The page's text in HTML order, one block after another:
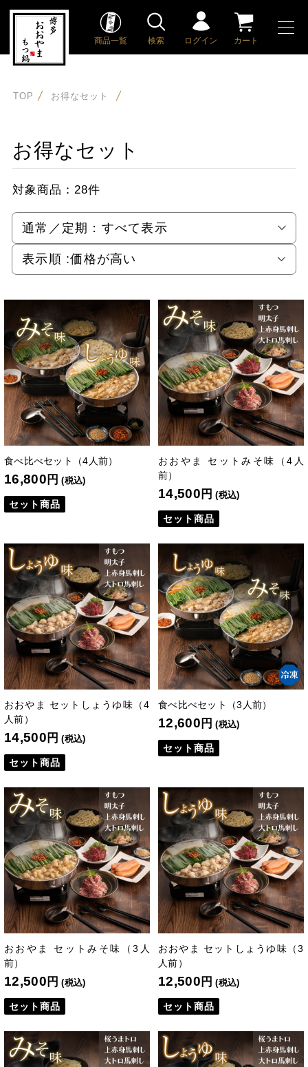
商品一覧 検索 ログイン カート
TOP お得なセット
お得なセット
対象商品： 28件
通常／定期： すべて表示
表示順 :価格が高い
食べ比べセット（4人前）
16,800 円 (税込)
セット商品
おおやま セットみそ味（4人
前）
14,500 円 (税込)
セット商品
おおやま セットしょうゆ味（4
人前）
14,500 円 (税込)
セット商品
食べ比べセット（3人前）
12,600 円 (税込)
セット商品
おおやま セットみそ味（3人
前）
12,500 円 (税込)
セット商品
おおやま セットしょうゆ味（3
人前）
12,500 円 (税込)
セット商品